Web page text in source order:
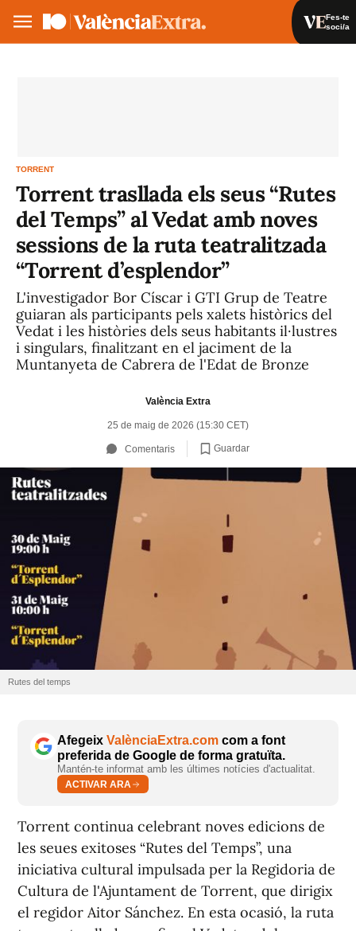
Fes-te
soci/a
TORRENT
Torrent trasllada els seus “Rutes
del Temps” al Vedat amb noves
sessions de la ruta teatralitzada
“Torrent d’esplendor”
L'investigador Bor Císcar i GTI Grup de Teatre
guiaran als participants pels xalets històrics del
Vedat i les històries dels seus habitants il·lustres
i singulars, finalitzant en el jaciment de la
Muntanyeta de Cabrera de l'Edat de Bronze
València Extra
25 de maig de 2026 (15:30 CET)
Comentaris Guardar
Rutes del temps
Afegeix ValènciaExtra.com com a font
preferida de Google de forma gratuïta.
Mantén-te informat amb les últimes notícies d'actualitat.
ACTIVAR ARA
Torrent continua celebrant noves edicions de
les seues exitoses “Rutes del Temps”, una
iniciativa cultural impulsada per la Regidoria de
Cultura de l'Ajuntament de Torrent, que dirigix
el regidor Aitor Sánchez. En esta ocasió, la ruta